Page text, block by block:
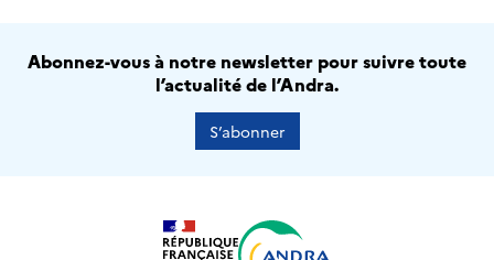
Abonnez-vous à notre newsletter pour suivre toute
l’actualité de l’Andra.
S’abonner